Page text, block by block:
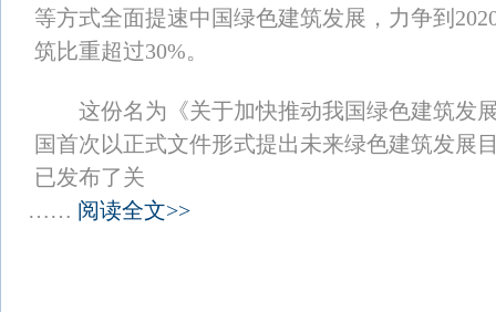
等方式全面提速中国绿色建筑发展，力争到
筑比重超过30%。
这份名为《关于加快推动我国绿色建筑发
国首次以正式文件形式提出未来绿色建筑发展
已发布了关
…… 阅读全文>>